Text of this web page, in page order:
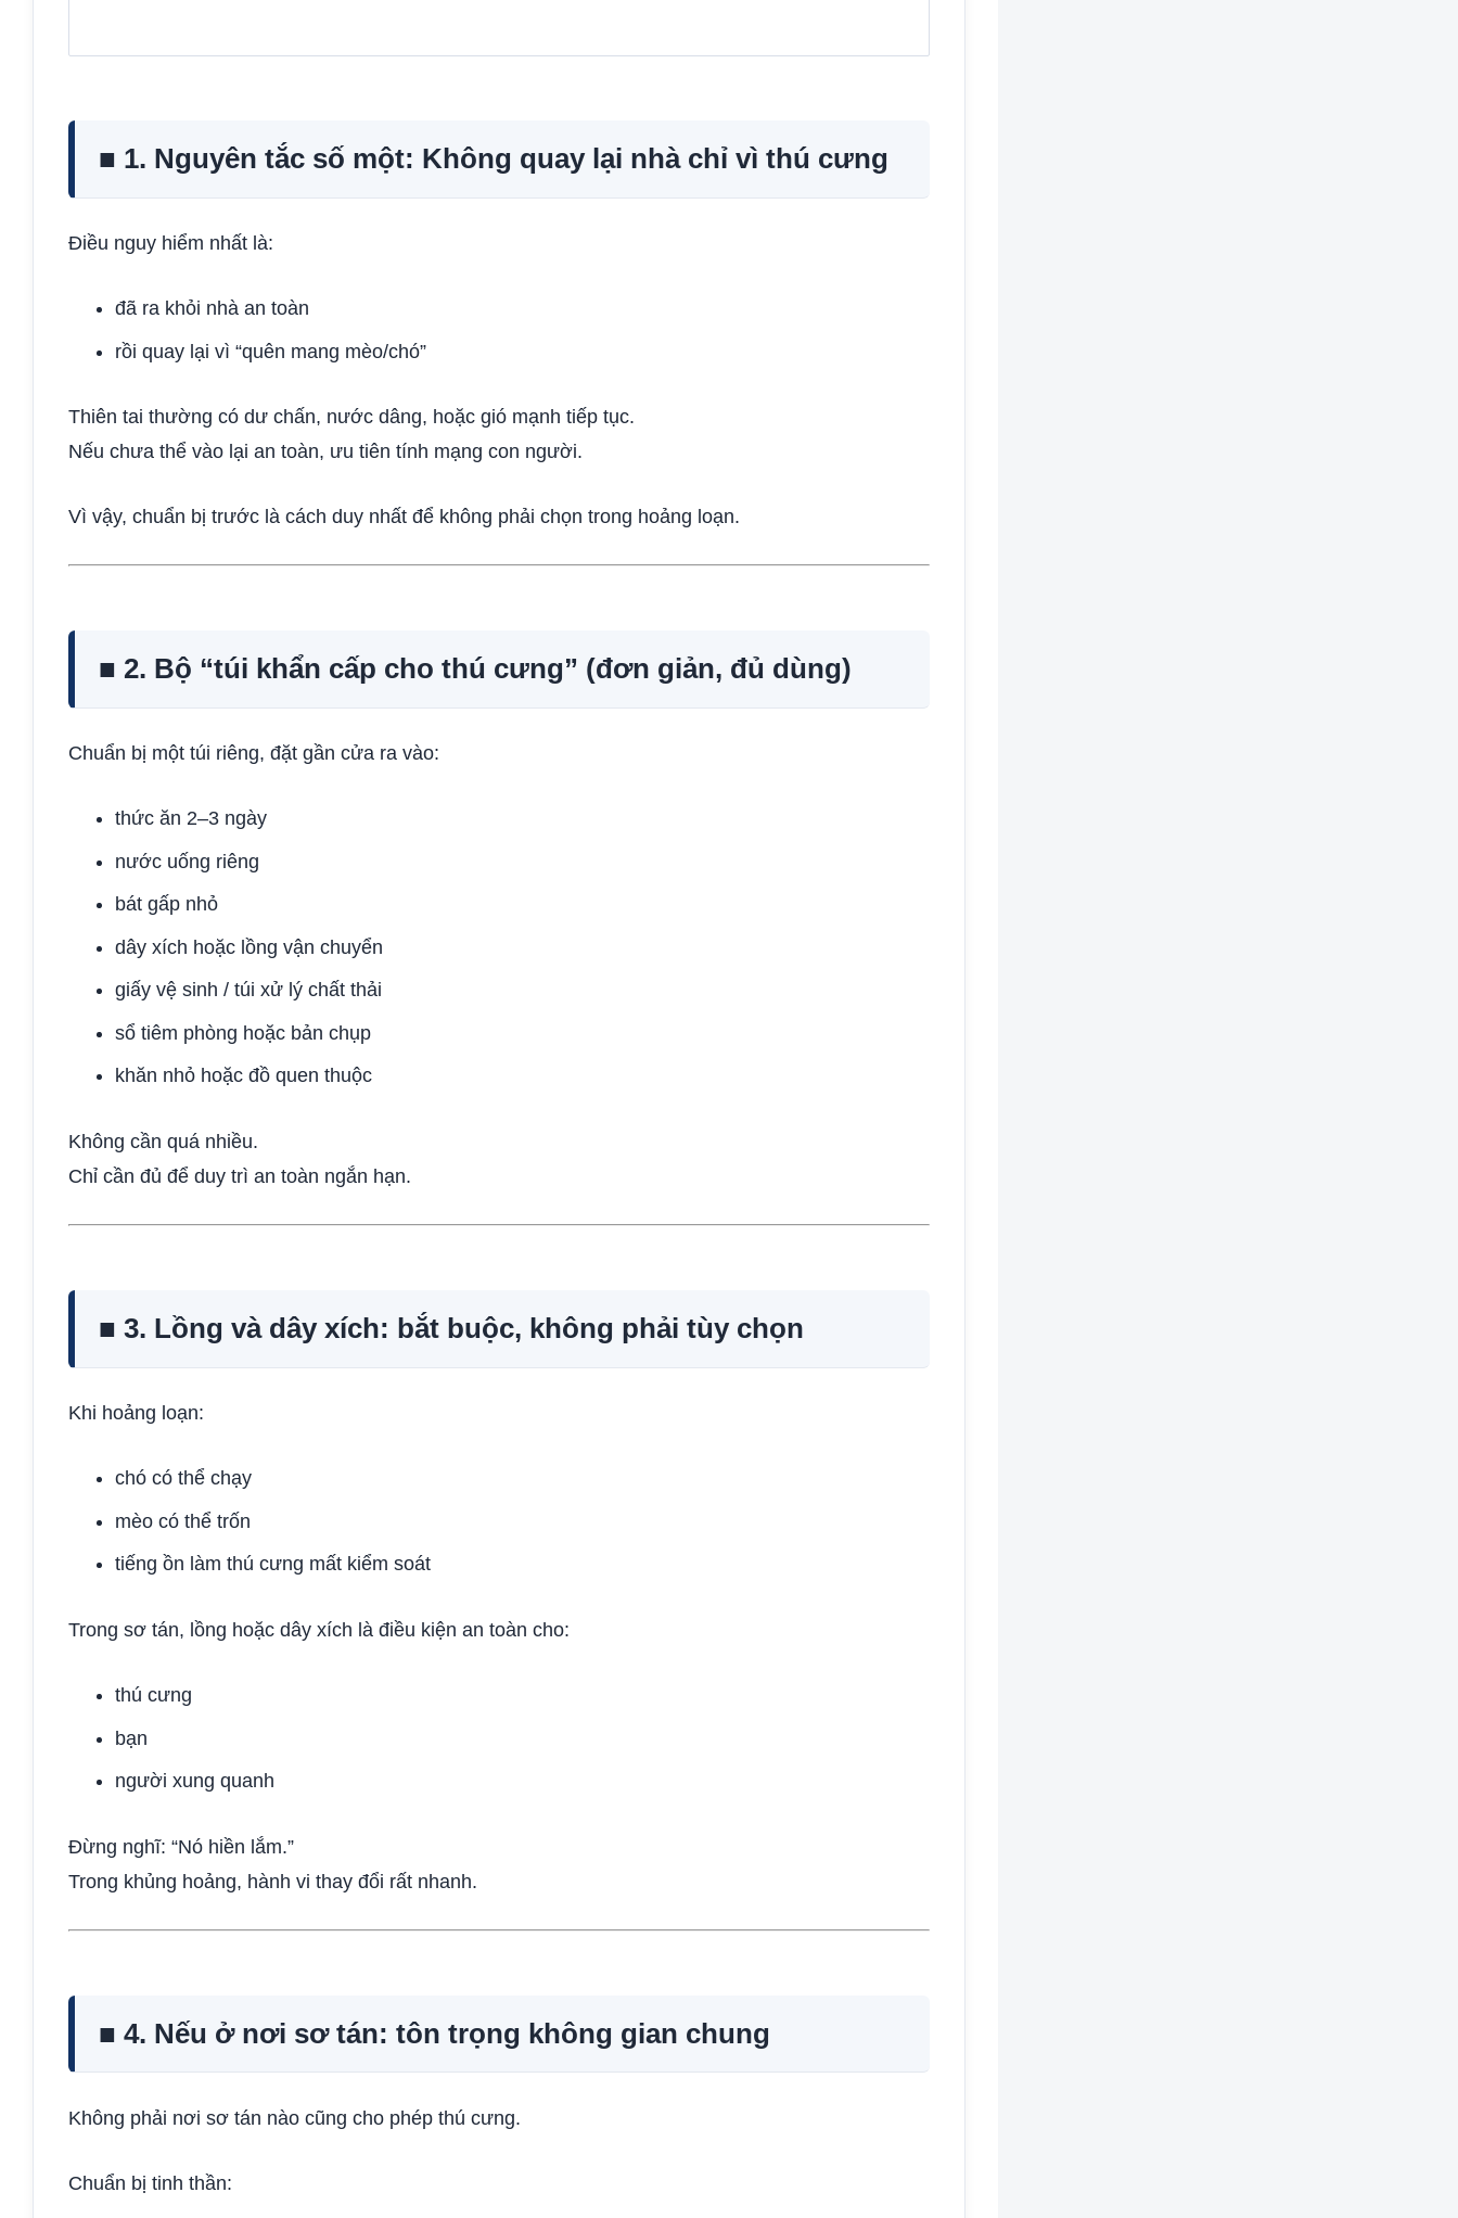
■ 1. Nguyên tắc số một: Không quay lại nhà chỉ vì thú cưng
Điều nguy hiểm nhất là:
đã ra khỏi nhà an toàn
rồi quay lại vì “quên mang mèo/chó”
Thiên tai thường có dư chấn, nước dâng, hoặc gió mạnh tiếp tục.
Nếu chưa thể vào lại an toàn, ưu tiên tính mạng con người.
Vì vậy, chuẩn bị trước là cách duy nhất để không phải chọn trong hoảng loạn.
■ 2. Bộ “túi khẩn cấp cho thú cưng” (đơn giản, đủ dùng)
Chuẩn bị một túi riêng, đặt gần cửa ra vào:
thức ăn 2–3 ngày
nước uống riêng
bát gấp nhỏ
dây xích hoặc lồng vận chuyển
giấy vệ sinh / túi xử lý chất thải
sổ tiêm phòng hoặc bản chụp
khăn nhỏ hoặc đồ quen thuộc
Không cần quá nhiều.
Chỉ cần đủ để duy trì an toàn ngắn hạn.
■ 3. Lồng và dây xích: bắt buộc, không phải tùy chọn
Khi hoảng loạn:
chó có thể chạy
mèo có thể trốn
tiếng ồn làm thú cưng mất kiểm soát
Trong sơ tán, lồng hoặc dây xích là điều kiện an toàn cho:
thú cưng
bạn
người xung quanh
Đừng nghĩ: “Nó hiền lắm.”
Trong khủng hoảng, hành vi thay đổi rất nhanh.
■ 4. Nếu ở nơi sơ tán: tôn trọng không gian chung
Không phải nơi sơ tán nào cũng cho phép thú cưng.
Chuẩn bị tinh thần: